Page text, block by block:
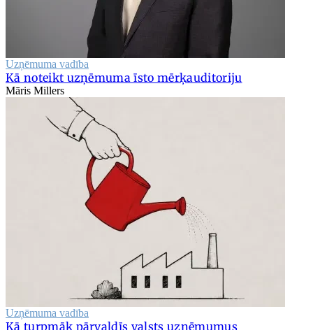
Uzņēmuma vadība
Kā noteikt uzņēmuma īsto mērķauditoriju
Māris Millers
Uzņēmuma vadība
Kā turpmāk pārvaldīs valsts uzņēmumus